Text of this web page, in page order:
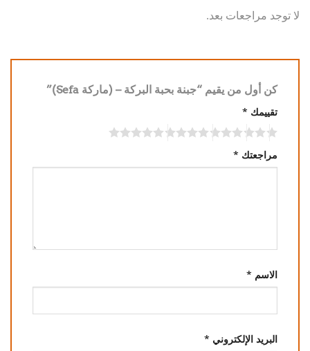
لا توجد مراجعات بعد.
كن أول من يقيم “جبنة بحبة البركة – (ماركة Sefa)”
تقييمك *
مراجعتك *
الاسم *
البريد الإلكتروني *